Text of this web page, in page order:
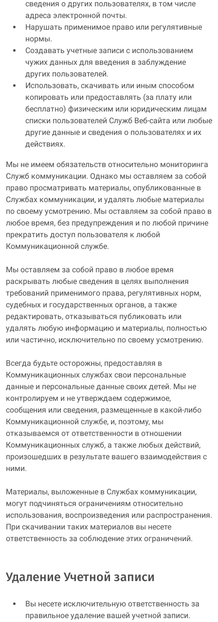
сведения о других пользователях, в том числе
адреса электронной почты.
Нарушать применимое право или регулятивные
нормы.
Создавать учетные записи с использованием
чужих данных для введения в заблуждение
других пользователей.
Использовать, скачивать или иным способом
копировать или предоставлять (за плату или
бесплатно) физическим или юридическим лицам
списки пользователей Служб Веб-сайта или любые
другие данные и сведения о пользователях и их
действиях.
Мы не имеем обязательств относительно мониторинга
Служб коммуникации. Однако мы оставляем за собой
право просматривать материалы, опубликованные в
Службах коммуникации, и удалять любые материалы
по своему усмотрению. Мы оставляем за собой право в
любое время, без предупреждения и по любой причине
прекратить доступ пользователя к любой
Коммуникационной службе.
Мы оставляем за собой право в любое время
раскрывать любые сведения в целях выполнения
требований применимого права, регулятивных норм,
судебных и государственных органов, а также
редактировать, отказываться публиковать или
удалять любую информацию и материалы, полностью
или частично, исключительно по своему усмотрению.
Всегда будьте осторожны, предоставляя в
Коммуникационных службах свои персональные
данные и персональные данные своих детей. Мы не
контролируем и не утверждаем содержимое,
сообщения или сведения, размещенные в какой-либо
Коммуникационной службе, и, поэтому, мы
отказываемся от ответственности в отношении
Коммуникационных служб, а также любых действий,
произошедших в результате вашего взаимодействия с
ними.
Материалы, выложенные в Службах коммуникации,
могут подчиняться ограничениям относительно
использования, воспроизведения или распространения.
При скачивании таких материалов вы несете
ответственность за соблюдение этих ограничений.
Удаление Учетной записи
Вы несете исключительную ответственность за
правильное удаление вашей учетной записи.